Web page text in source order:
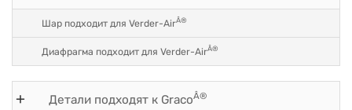
Шар подходит для Verder-AirÂ®
Диафрагма подходит для Verder-AirÂ®
Детали подходят к GracoÂ®